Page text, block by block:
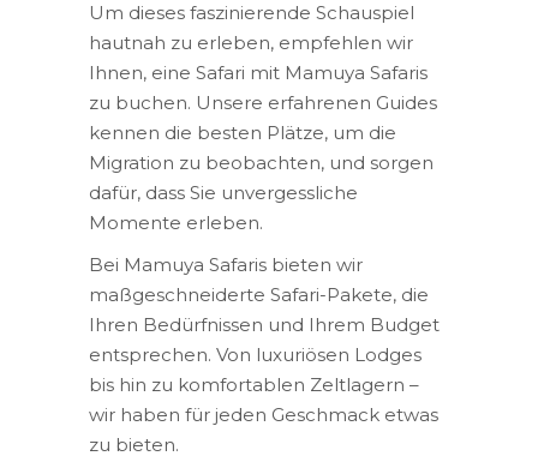
Um dieses faszinierende Schauspiel
hautnah zu erleben, empfehlen wir
Ihnen, eine Safari mit Mamuya Safaris
zu buchen. Unsere erfahrenen Guides
kennen die besten Plätze, um die
Migration zu beobachten, und sorgen
dafür, dass Sie unvergessliche
Momente erleben.
Bei Mamuya Safaris bieten wir
maßgeschneiderte Safari-Pakete, die
Ihren Bedürfnissen und Ihrem Budget
entsprechen. Von luxuriösen Lodges
bis hin zu komfortablen Zeltlagern –
wir haben für jeden Geschmack etwas
zu bieten.